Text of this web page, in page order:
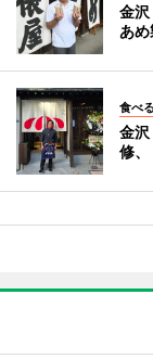
金
あ
食べる
金
修、